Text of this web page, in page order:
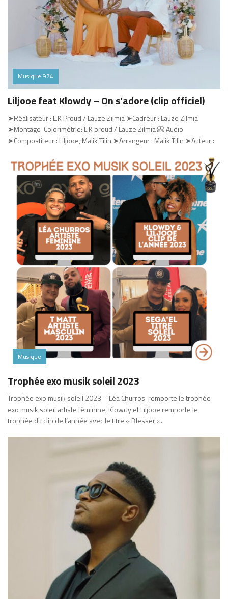
Musique 974
Liljooe feat Klowdy – On s’adore (clip officiel)
➤Réalisateur : L.K Proud / Lauze Zilmia ➤Cadreur : Lauze Zilmia
➤Montage-Colorimétrie: L.K proud / Lauze Zilmia 📀 Audio
➤Compostiteur : Liljooe, Malik Tilin ➤Arrangeur : Malik Tilin ➤Auteur :
Musique
Trophée exo musik soleil 2023
Trophée exo musik soleil 2023 – Léa Churros remporte le trophée
exo musik soleil artiste féminine, Klowdy et Liljooe remporte le
trophée du clip de l’année avec le titre « Blesser ».